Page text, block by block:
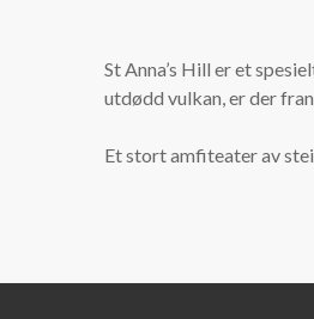
St Anna’s Hill er et
utdødd vulkan, er der
Et stort amfiteater av